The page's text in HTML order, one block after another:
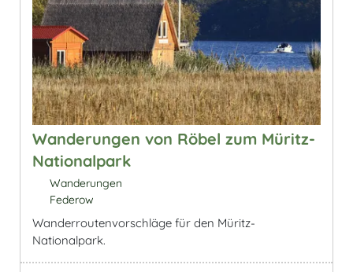
Wanderungen von Röbel zum Müritz-
Nationalpark
Wanderungen
Federow
Wanderroutenvorschläge für den Müritz-
Nationalpark.